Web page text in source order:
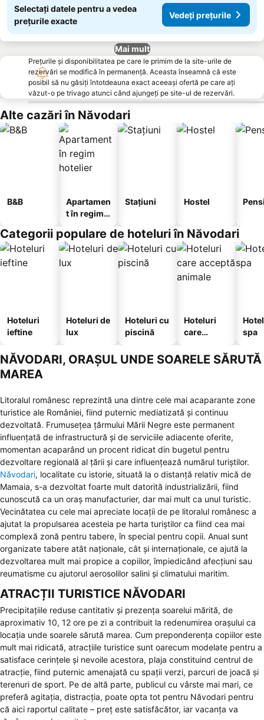
Selectați datele pentru a vedea
prețurile exacte
Vedeți prețurile
Mai mult
Prețurile și disponibilitatea pe care le primim de la site-urile de
rezervări se modifică în permanență. Aceasta înseamnă că este
posibil să nu găsiți întotdeauna exact aceeași ofertă pe care ați
văzut-o pe trivago atunci când ajungeți pe site-ul de rezervări.
Alte cazări în Năvodari
B&B
Apartamen
t în regim
Stațiuni Hostel
Categorii populare de hoteluri în Năvodari
Hoteluri
ieftine
Hoteluri de
lux
Hoteluri cu
piscină
Hoteluri
care
animale
spa
NĂVODARI, ORAȘUL UNDE SOARELE SĂRUTĂ
MAREA
Litoralul românesc reprezintă una dintre cele mai acaparante zone
turistice ale României, fiind puternic mediatizată și continuu
dezvoltată. Frumusețea țărmului Mării Negre este permanent
influențată de infrastructură și de serviciile adiacente oferite,
momentan acaparând un procent ridicat din bugetul pentru
dezvoltare regională al țării și care influențează numărul turiștilor.
Năvodari, localitate cu istorie, situată la o distanță relativ mică de
Mamaia, s-a dezvoltat foarte mult datorită industrializării, fiind
cunoscută ca un oraș manufacturier, dar mai mult ca unul turistic.
Vecinătatea cu cele mai apreciate locații de pe litoralul românesc a
ajutat la propulsarea acesteia pe harta turiștilor ca fiind cea mai
complexă zonă pentru tabere, în special pentru copii. Anual sunt
organizate tabere atât naționale, cât și internaționale, ce ajută la
dezvoltarea mult mai propice a copiilor, împiedicând afecțiuni sau
reumatisme cu ajutorul aerosolilor salini și climatului maritim.
ATRACȚII TURISTICE NĂVODARI
Precipitațiile reduse cantitativ și prezența soarelui mărită, de
aproximativ 10, 12 ore pe zi a contribuit la redenumirea orașului ca
locația unde soarele sărută marea. Cum preponderența copiilor este
mult mai ridicată, atracțiile turistice sunt oarecum modelate pentru a
satisface cerințele și nevoile acestora, plaja constituind centrul de
atracție, fiind puternic amenajată cu spații verzi, parcuri de joacă și
terenuri de sport. Pe de altă parte, publicul cu vârste mai mari, ce
preferă agitația, distracția, poate opta tot pentru Năvodari pentru
că aici raportul calitate – preț este satisfăcător, iar vacanța va